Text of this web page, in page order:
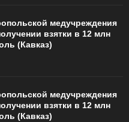
медучреждения
взятки в 12 млн
(Кавказ)
медучреждения
взятки в 12 млн
(Кавказ)